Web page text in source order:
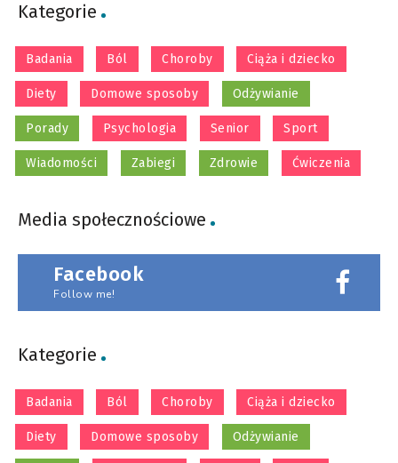
Kategorie
Badania Ból Choroby Ciąża i dziecko
Diety Domowe sposoby Odżywianie
Porady Psychologia Senior Sport
Wiadomości Zabiegi Zdrowie Ćwiczenia
Media społecznościowe
Facebook
Follow me!
Kategorie
Badania Ból Choroby Ciąża i dziecko
Diety Domowe sposoby Odżywianie